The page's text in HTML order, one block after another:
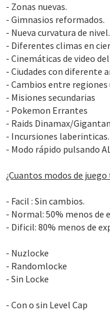
- Zonas nuevas.
- Gimnasios reformados.
- Nueva curvatura de nivel.
- Diferentes climas en
- Cinemáticas de video
- Ciudades con diferente
- Cambios entre regiones
- Misiones secundarias
- Pokemon Errantes
- Raids Dinamax/
- Incursiones laberinticas.
- Modo rápido pulsando
¿Cuantos modos de juego
- Facil : Sin cambios.
- Normal: 50% menos de
- Dificil: 80% menos de
- Nuzlocke
- Randomlocke
- Sin Locke
- Con o sin Level Cap